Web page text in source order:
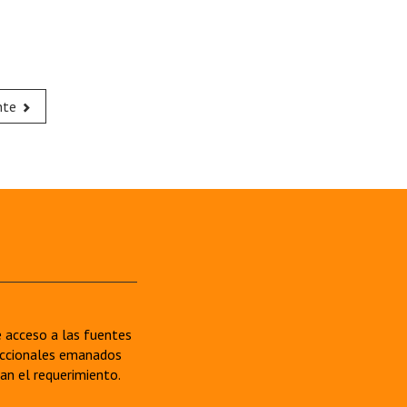
acceso a las fuentes
emanados
el requerimiento.